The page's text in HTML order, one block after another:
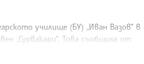
училище (БУ) „Иван Вазов“ в
„Сурвакари“. Това съобщиха от